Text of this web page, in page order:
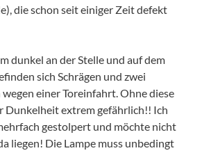
die schon seit einiger Zeit defekt
dunkel an der Stelle und auf dem
sich Schrägen und zwei
einer Toreinfahrt. Ohne diese
Dunkelheit extrem gefährlich!! Ich
gestolpert und möchte nicht
liegen! Die Lampe muss unbedingt